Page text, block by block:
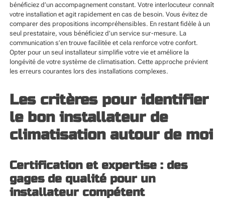
bénéficiez d’un accompagnement constant. Votre interlocuteur connaît
votre installation et agit rapidement en cas de besoin. Vous évitez de
comparer des propositions incompréhensibles. En restant fidèle à un
seul prestataire, vous bénéficiez d’un service sur-mesure. La
communication s’en trouve facilitée et cela renforce votre confort.
Opter pour un seul installateur simplifie votre vie et améliore la
longévité de votre système de climatisation. Cette approche prévient
les erreurs courantes lors des installations complexes.
Les critères pour identifier
le bon installateur de
climatisation autour de moi
Certification et expertise : des
gages de qualité pour un
installateur compétent